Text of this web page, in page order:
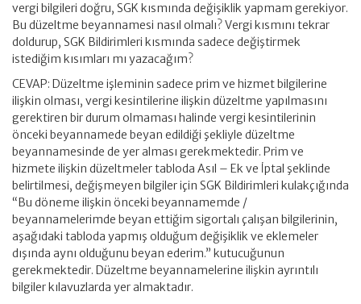
vergi bilgileri doğru, SGK kısmında değişiklik yapmam gerekiyor.
Bu düzeltme beyannamesi nasıl olmalı? Vergi kısmını tekrar
doldurup, SGK Bildirimleri kısmında sadece değiştirmek
istediğim kısımları mı yazacağım?
CEVAP: Düzeltme işleminin sadece prim ve hizmet bilgilerine
ilişkin olması, vergi kesintilerine ilişkin düzeltme yapılmasını
gerektiren bir durum olmaması halinde vergi kesintilerinin
önceki beyannamede beyan edildiği şekliyle düzeltme
beyannamesinde de yer alması gerekmektedir. Prim ve
hizmete ilişkin düzeltmeler tabloda Asıl – Ek ve İptal şeklinde
belirtilmesi, değişmeyen bilgiler için SGK Bildirimleri kulakçığında
“Bu döneme ilişkin önceki beyannamemde /
beyannamelerimde beyan ettiğim sigortalı çalışan bilgilerinin,
aşağıdaki tabloda yapmış olduğum değişiklik ve eklemeler
dışında aynı olduğunu beyan ederim.” kutucuğunun
gerekmektedir. Düzeltme beyannamelerine ilişkin ayrıntılı
bilgiler kılavuzlarda yer almaktadır.